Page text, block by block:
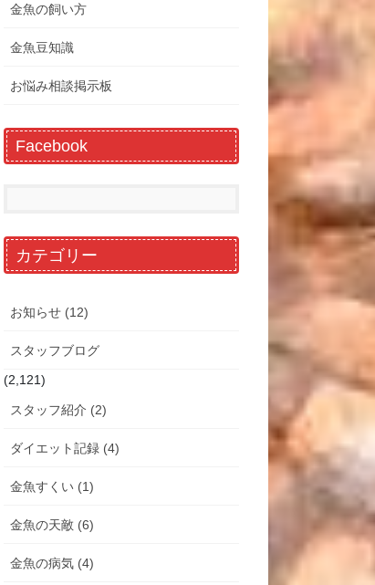
金魚の飼い方
金魚豆知識
お悩み相談掲示板
Facebook
カテゴリー
お知らせ (12)
スタッフブログ
(2,121)
スタッフ紹介 (2)
ダイエット記録 (4)
金魚すくい (1)
金魚の天敵 (6)
金魚の病気 (4)